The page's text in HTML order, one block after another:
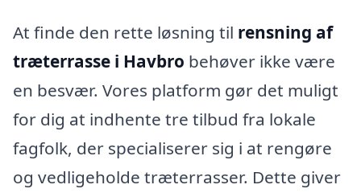
At finde den rette løsning til rensning af
træterrasse i Havbro behøver ikke være
en besvær. Vores platform gør det muligt
for dig at indhente tre tilbud fra lokale
fagfolk, der specialiserer sig i at rengøre
og vedligeholde træterrasser. Dette giver